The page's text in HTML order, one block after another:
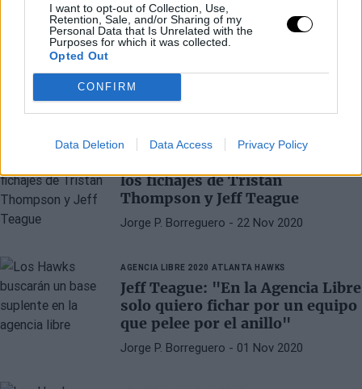
I want to opt-out of Collection, Use,
Retention, Sale, and/or Sharing of my
Personal Data that Is Unrelated with the
Purposes for which it was collected.
Opted Out
CONFIRM
Data Deletion Data Access Privacy Policy
BASKET NBA BUYOUT
Los 10 jugadores más
cortados y hacer Buyout
Diego Jiménez Rubio
AGENCIA LIBRE 2020 BASKET NBA
los fichajes de Tristan
Thompson y Jeff Teague
Jorge P. Borreguero - 22 Nov 2020
AGENCIA LIBRE 2020 ATLANTA HAWKS
Jeff Teague: "En la Agencia Libre
solo quiero fichar por un equipo
que pelee por el anillo"
Jorge P. Borreguero - 01 Nov 2020